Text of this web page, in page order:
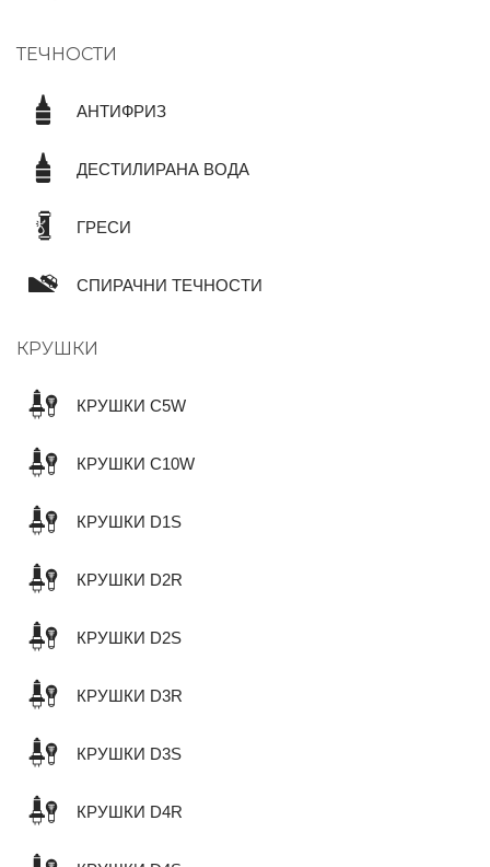
ТЕЧНОСТИ
АНТИФРИЗ
ДЕСТИЛИРАНА ВОДА
ГРЕСИ
СПИРАЧНИ ТЕЧНОСТИ
КРУШКИ
КРУШКИ C5W
КРУШКИ C10W
КРУШКИ D1S
КРУШКИ D2R
КРУШКИ D2S
КРУШКИ D3R
КРУШКИ D3S
КРУШКИ D4R